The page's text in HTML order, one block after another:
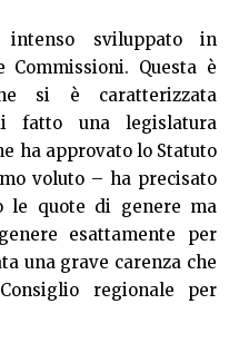
sviluppato in
Questa è
si è caratterizzata
fatto una legislatura
ha approvato lo Statuto
voluto – ha precisato
le quote di genere ma
esattamente per
una grave carenza che
regionale per